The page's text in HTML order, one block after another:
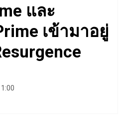
และ
เข้ามาอยู่